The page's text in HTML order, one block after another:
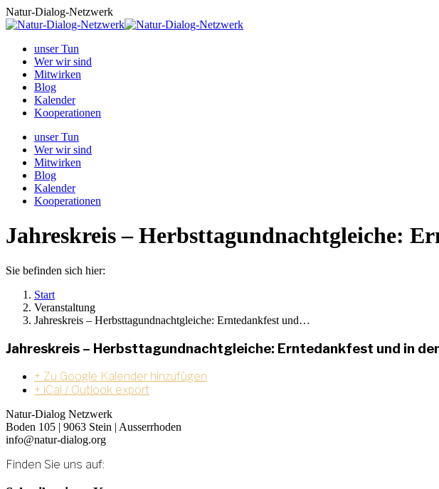
Zum
Inhalt
Natur-Dialog-Netzwerk
unser Tun
Wer wir sind
Mitwirken
Blog
Kalender
Kooperationen
unser Tun
Wer wir sind
Mitwirken
Blog
Kalender
Kooperationen
Jahreskreis – Herbsttagundnachtgleiche:
Sie befinden sich hier:
Start
Veranstaltung
Jahreskreis – Herbsttagundnachtgleiche: Erntedankfest und…
Jahreskreis – Herbsttagundnachtgleiche: Erntedankfest und in
+ Zu Google Kalender hinzufügen
+ iCal / Outlook export
Natur-Dialog Netzwerk
Boden 105 | 9063 Stein | Ausserrhoden
info@natur-dialog.org
Finden Sie uns auf: